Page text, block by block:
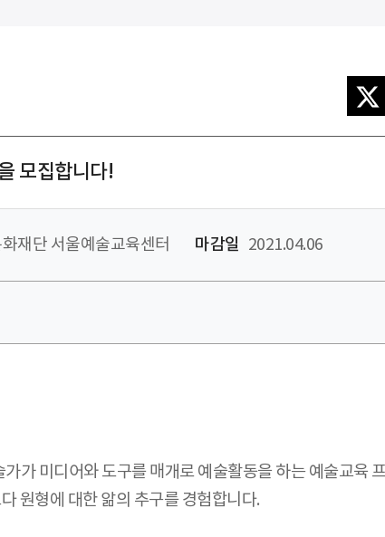
모집합니다!
재단 서울예술교육센터 마감일 2021.04.06
가 미디어와 도구를 매개로 예술활동을 하는 예술교육
원형에 대한 앎의 추구를 경험합니다.